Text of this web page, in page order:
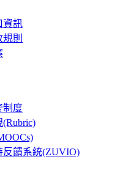
資訊
則
制度
反饋系統(ZUVIO)